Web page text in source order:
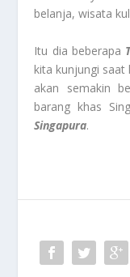
belanja, wisata
Itu dia beberapa
kita kunjungi saat
akan semakin
barang khas
Singapura.